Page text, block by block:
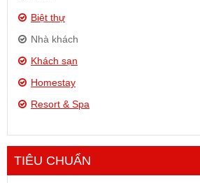
Biệt thự
Nhà khách
Khách sạn
Homestay
Resort & Spa
TIÊU CHUẨN